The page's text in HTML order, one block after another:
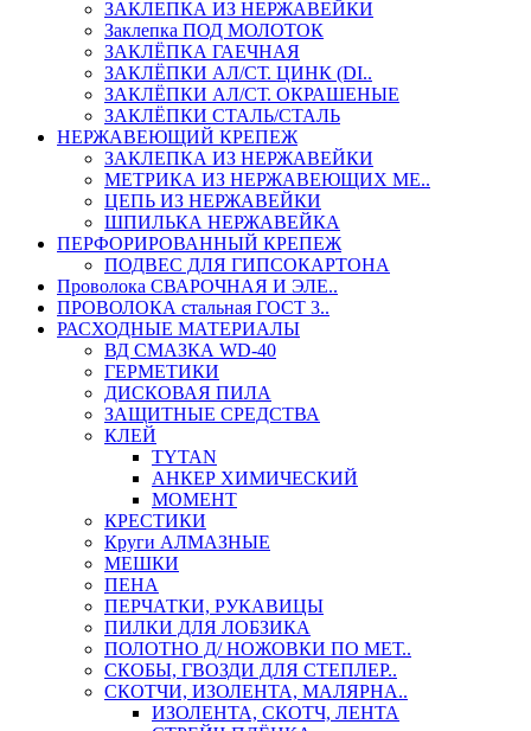
ЗАКЛЕПКА ИЗ НЕРЖАВЕЙКИ
Заклепка ПОД МОЛОТОК
ЗАКЛЁПКА ГАЕЧНАЯ
ЗАКЛЁПКИ АЛ/СТ. ЦИНК (DI..
ЗАКЛЁПКИ АЛ/СТ. ОКРАШЕНЫЕ
ЗАКЛЁПКИ СТАЛЬ/СТАЛЬ
НЕРЖАВЕЮЩИЙ КРЕПЕЖ
ЗАКЛЕПКА ИЗ НЕРЖАВЕЙКИ
МЕТРИКА ИЗ НЕРЖАВЕЮЩИХ МЕ..
ЦЕПЬ ИЗ НЕРЖАВЕЙКИ
ШПИЛЬКА НЕРЖАВЕЙКА
ПЕРФОРИРОВАННЫЙ КРЕПЕЖ
ПОДВЕС ДЛЯ ГИПСОКАРТОНА
Проволока СВАРОЧНАЯ И ЭЛЕ..
ПРОВОЛОКА стальная ГОСТ 3..
РАСХОДНЫЕ МАТЕРИАЛЫ
ВД СМАЗКА WD-40
ГЕРМЕТИКИ
ДИСКОВАЯ ПИЛА
ЗАЩИТНЫЕ СРЕДСТВА
КЛЕЙ
TYTAN
АНКЕР ХИМИЧЕСКИЙ
МОМЕНТ
КРЕСТИКИ
Круги АЛМАЗНЫЕ
МЕШКИ
ПЕНА
ПЕРЧАТКИ, РУКАВИЦЫ
ПИЛКИ ДЛЯ ЛОБЗИКА
ПОЛОТНО Д/ НОЖОВКИ ПО МЕТ..
СКОБЫ, ГВОЗДИ ДЛЯ СТЕПЛЕР..
СКОТЧИ, ИЗОЛЕНТА, МАЛЯРНА..
ИЗОЛЕНТА, СКОТЧ, ЛЕНТА